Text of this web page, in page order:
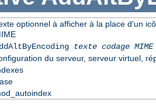
optionnel à afficher à la place d'un
texte codage MIME
du serveur, serveur virtuel,